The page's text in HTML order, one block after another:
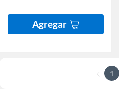
Agregar
1